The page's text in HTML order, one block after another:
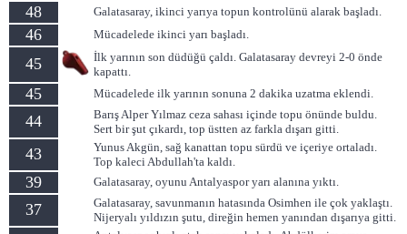
48 Galatasaray, ikinci yarıya topun kontrolünü alarak başladı.
46 Mücadelede ikinci yarı başladı.
45
İlk yarının son düdüğü çaldı. Galatasaray devreyi 2-0 önde
kapattı.
45 Mücadelede ilk yarının sonuna 2 dakika uzatma eklendi.
44
Barış Alper Yılmaz ceza sahası içinde topu önünde buldu.
Sert bir şut çıkardı, top üstten az farkla dışarı gitti.
43
Yunus Akgün, sağ kanattan topu sürdü ve içeriye ortaladı.
Top kaleci Abdullah'ta kaldı.
39 Galatasaray, oyunu Antalyaspor yarı alanına yıktı.
37
Galatasaray, savunmanın hatasında Osimhen ile çok yaklaştı.
Nijeryalı yıldızın şutu, direğin hemen yanından dışarıya gitti.